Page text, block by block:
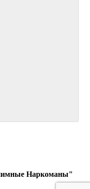
Наркоманы"